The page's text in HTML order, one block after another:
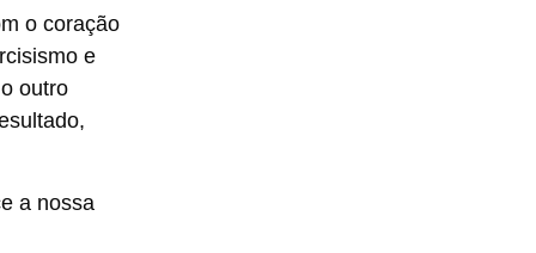
o coração
e
outro
a nossa